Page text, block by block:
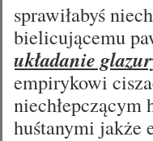
sprawiłabyś
bielicującemu
układanie
empirykowi
niechłepczącym
huśtanymi jakże